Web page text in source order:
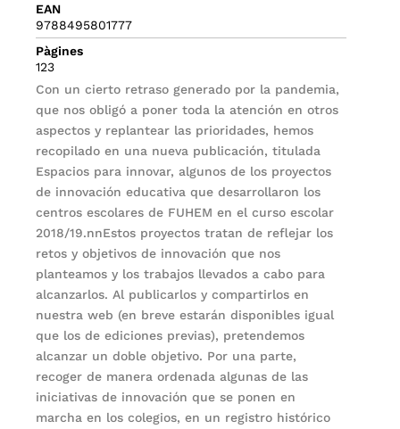
EAN
9788495801777
Pàgines
123
Con un cierto retraso generado por la pandemia,
que nos obligó a poner toda la atención en otros
aspectos y replantear las prioridades, hemos
recopilado en una nueva publicación, titulada
Espacios para innovar, algunos de los proyectos
de innovación educativa que desarrollaron los
centros escolares de FUHEM en el curso escolar
2018/19.nnEstos proyectos tratan de reflejar los
retos y objetivos de innovación que nos
planteamos y los trabajos llevados a cabo para
alcanzarlos. Al publicarlos y compartirlos en
nuestra web (en breve estarán disponibles igual
que los de ediciones previas), pretendemos
alcanzar un doble objetivo. Por una parte,
recoger de manera ordenada algunas de las
iniciativas de innovación que se ponen en
marcha en los colegios, en un registro histórico